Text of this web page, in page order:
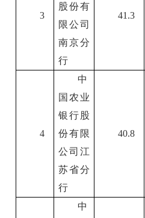
3
股份有
限公司
南京分
行
41.3
4
中
国农业
银行股
份有限
公司江
苏省分
行
40.8
中